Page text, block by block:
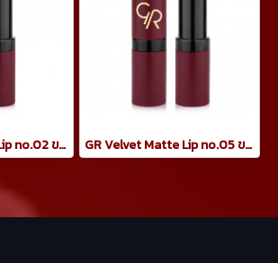
GR Velvet Matte Lip no.02 ขนาด 4.2 กรัม GR Velvet Matte Lip no.05 ขนาด 4.2 กรัม